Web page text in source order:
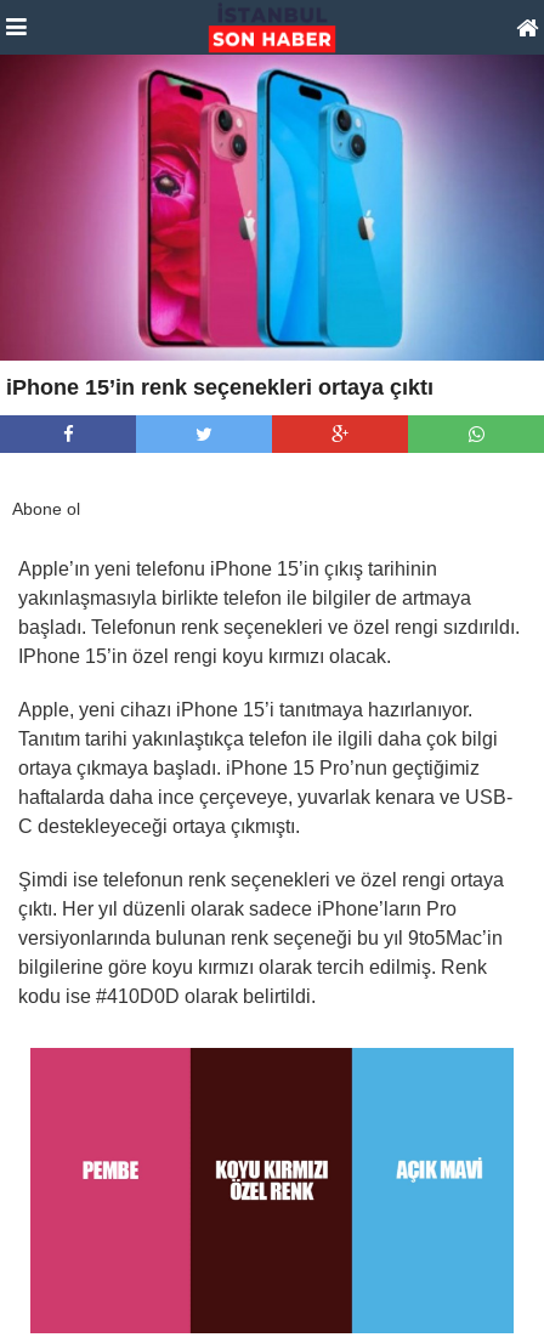
iPhone 15’in renk seçenekleri ortaya çıktı
Abone ol
Apple’ın yeni telefonu iPhone 15’in çıkış tarihinin
yakınlaşmasıyla birlikte telefon ile bilgiler de artmaya
başladı. Telefonun renk seçenekleri ve özel rengi sızdırıldı.
IPhone 15’in özel rengi koyu kırmızı olacak.
Apple, yeni cihazı iPhone 15’i tanıtmaya hazırlanıyor.
Tanıtım tarihi yakınlaştıkça telefon ile ilgili daha çok bilgi
ortaya çıkmaya başladı. iPhone 15 Pro’nun geçtiğimiz
haftalarda daha ince çerçeveye, yuvarlak kenara ve USB-
C destekleyeceği ortaya çıkmıştı.
Şimdi ise telefonun renk seçenekleri ve özel rengi ortaya
çıktı. Her yıl düzenli olarak sadece iPhone’ların Pro
versiyonlarında bulunan renk seçeneği bu yıl 9to5Mac’in
bilgilerine göre koyu kırmızı olarak tercih edilmiş. Renk
kodu ise #410D0D olarak belirtildi.